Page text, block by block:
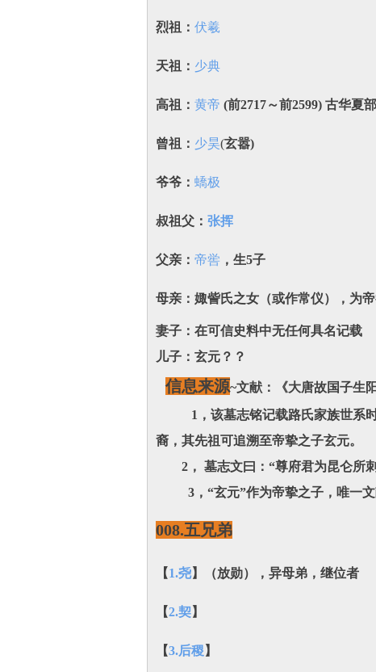
烈祖： 伏羲
天祖： 少典
高祖： 黄帝 (前2717～前2599) 古华夏
曾祖： 少昊(玄嚣)
爷爷： 蟜极
叔祖父： 张挥
父亲： 帝喾 ，生5子
母‌亲：娵訾氏之女（或作常仪）‌，为
妻子：在可信史料中‌无任何具名记载‌
儿子：玄元‌？？
信息来源~文献：《大唐故国子生
1，该墓志铭记载路氏家族世系时
裔，其先祖可追溯至帝挚之子玄元‌。
2， 墓志文曰：‌“尊府君为昆仑所刺
3，“玄元”作为帝挚之子，‌唯一文
008.五兄弟
【1.尧】（放勋），异母弟，继位者‌
【2.契】
【3.后稷 】